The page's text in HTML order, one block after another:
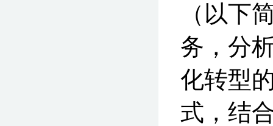
（以下
务，分
化转型
式，结